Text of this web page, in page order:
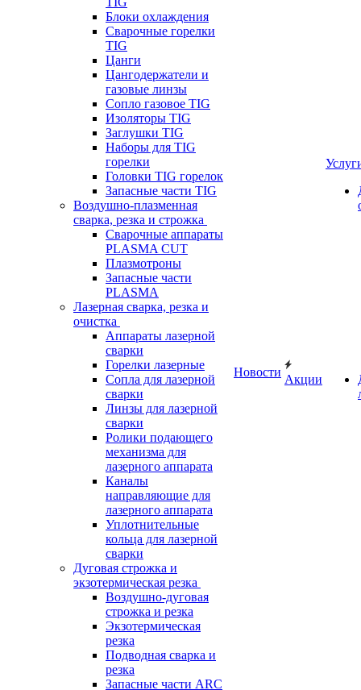
Блоки охлаждения
Сварочные горелки
TIG
Цанги
Цангодержатели и
газовые линзы
Сопло газовое TIG
Изоляторы TIG
Заглушки TIG
Наборы для TIG
горелки
Головки TIG горелок
Запасные части TIG
Воздушно-плазменная
сварка, резка и строжка
Сварочные аппараты
PLASMA CUT
Плазмотроны
Запасные части
PLASMA
Лазерная сварка, резка и
очистка
Аппараты лазерной
сварки
Горелки лазерные
Сопла для лазерной
сварки
Линзы для лазерной
сварки
Ролики подающего
механизма для
лазерного аппарата
Каналы
направляющие для
лазерного аппарата
Уплотнительные
кольца для лазерной
сварки
Дуговая строжка и
экзотермическая резка
Воздушно-дуговая
строжка и резка
Экзотермическая
резка
Подводная сварка и
резка
Запасные части ARC
Новости
Акции